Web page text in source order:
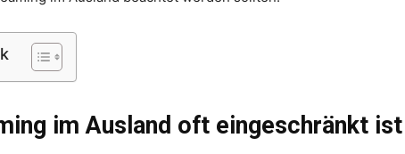
im Ausland oft eingeschränkt ist